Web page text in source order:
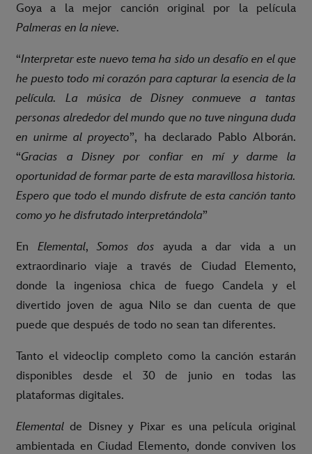
Goya a la mejor canción original por la película
Palmeras en la nieve.
“Interpretar este nuevo tema ha sido un desafío en el que
he puesto todo mi corazón para capturar la esencia de la
película. La música de Disney conmueve a tantas
personas alrededor del mundo que no tuve ninguna duda
en unirme al proyecto”, ha declarado Pablo Alborán.
“Gracias a Disney por confiar en mí y darme la
oportunidad de formar parte de esta maravillosa historia.
Espero que todo el mundo disfrute de esta canción tanto
como yo he disfrutado interpretándola”
En Elemental,Somos dos ayuda a dar vida a un
extraordinario viaje a través de Ciudad Elemento,
donde la ingeniosa chica de fuego Candela y el
divertido joven de agua Nilo se dan cuenta de que
puede que después de todo no sean tan diferentes.
Tanto el videoclip completo como la canción estarán
disponibles desde el 30 de junio en todas las
plataformas digitales.
Elemental de Disney y Pixar es una película original
ambientada en Ciudad Elemento, donde conviven los